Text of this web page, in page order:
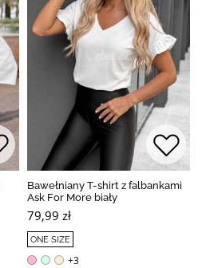
Bawełniany T-shirt z falbankami
Ask For More biały
79,99 zł
ONE SIZE
+3